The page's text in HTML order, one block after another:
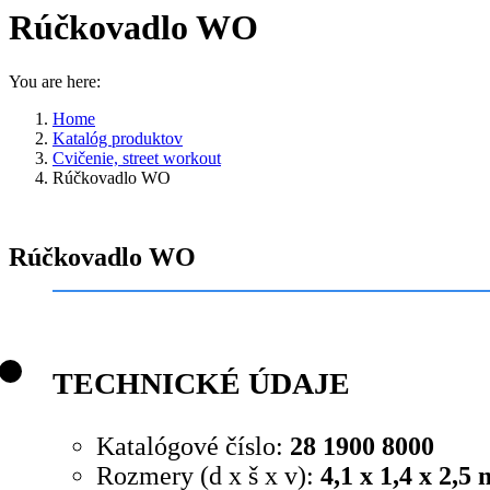
Rúčkovadlo WO
You are here:
Home
Katalóg produktov
Cvičenie, street workout
Rúčkovadlo WO
Rúčkovadlo WO
TECHNICKÉ ÚDAJE
Katalógové číslo: 28 1900 8000
Rozmery (d x š x v): 4,1 x 1,4 x 2,5